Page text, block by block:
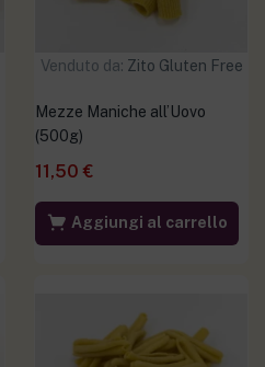
Venduto da: Zito Gluten Free
Mezze Maniche all’Uovo
(500g)
11,50 €
Aggiungi al carrello